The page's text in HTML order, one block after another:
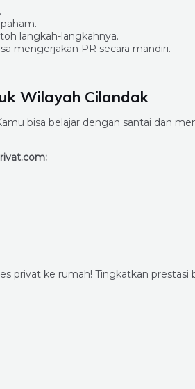
langkah-langkahnya.
mengerjakan PR secara mandiri.
Wilayah Cilandak
bisa belajar dengan santai dan
privat ke rumah! Tingkatkan